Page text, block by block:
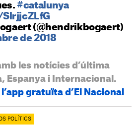
#catalunya
(@hendrikbogaert)
de 2018
les notícies d’última
Espanya i Internacional.
gratuïta d’El Nacional
POLÍTICS